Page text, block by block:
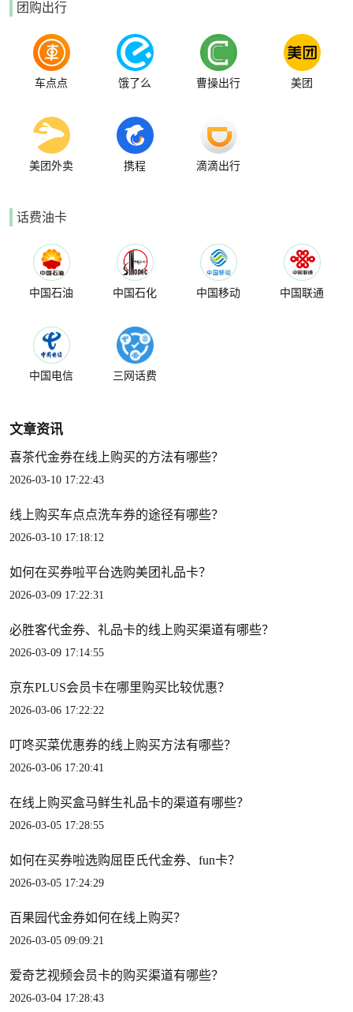
团购出行
车点点 饿了么 曹操出行 美团
美团外卖 携程 滴滴出行
话费油卡
中国石油 中国石化 中国移动 中国联通
中国电信 三网话费
文章资讯
喜茶代金券在线上购买的方法有哪些？
2026-03-10 17:22:43
线上购买车点点洗车券的途径有哪些？
2026-03-10 17:18:12
如何在买券啦平台选购美团礼品卡？
2026-03-09 17:22:31
必胜客代金券、礼品卡的线上购买渠道有哪些？
2026-03-09 17:14:55
京东PLUS会员卡在哪里购买比较优惠？
2026-03-06 17:22:22
叮咚买菜优惠券的线上购买方法有哪些？
2026-03-06 17:20:41
在线上购买盒马鲜生礼品卡的渠道有哪些？
2026-03-05 17:28:55
如何在买券啦选购屈臣氏代金券、fun卡？
2026-03-05 17:24:29
百果园代金券如何在线上购买？
2026-03-05 09:09:21
爱奇艺视频会员卡的购买渠道有哪些？
2026-03-04 17:28:43